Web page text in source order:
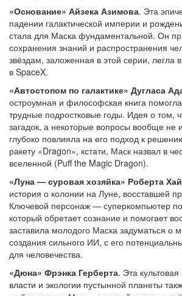
«Основание» Айзека Азимова. Эта
падении галактической империи и
стала для Маска фундаментальной. Он
сохранения знаний и распространения
звёздам, заложенная в этой серии, легла
в SpaceX.
«Автостопом по галактике» Дугласа
остроумная и философская книга
трудные подростковые годы. Идея о том,
загадок, а некоторые вопросы вообще
глубоко повлияла на его подход к
ракету «Dragon», кстати, Маск назвал в
вселенной (Puff the Magic Dragon).
«Луна — суровая хозяйка» Роберта
история о колонии на Луне, восставшей
Ключевой персонаж — суперкомпьютер
который обретает сознание и помогает
заставила молодого Маска задуматься о
создания сильного ИИ, с его
для человечества.
«Дюна» Фрэнка Герберта. Эта
власти и экологии пустынной планеты